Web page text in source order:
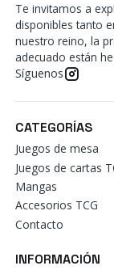
Te invitamos a
disponibles tanto
nuestro reino, la
adecuado están
Síguenos
CATEGORÍAS
Juegos de mesa
Juegos de cartas
Mangas
Accesorios TCG
Contacto
INFORMACIÓN